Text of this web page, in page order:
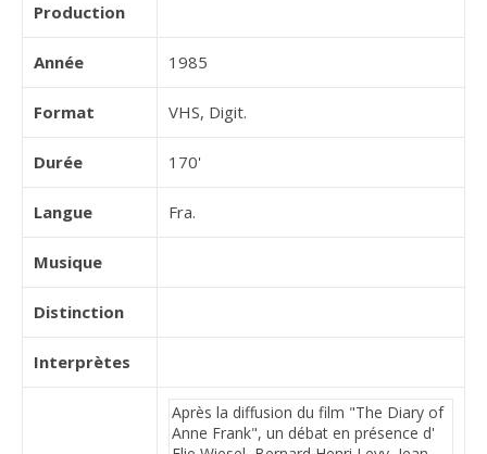
Production
Année 1985
Format VHS, Digit.
Durée 170'
Langue Fra.
Musique
Distinction
Interprètes